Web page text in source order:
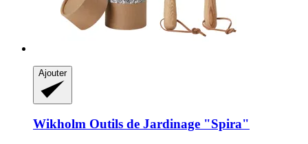
Ajouter
Wikholm Outils de Jardinage "Spira"